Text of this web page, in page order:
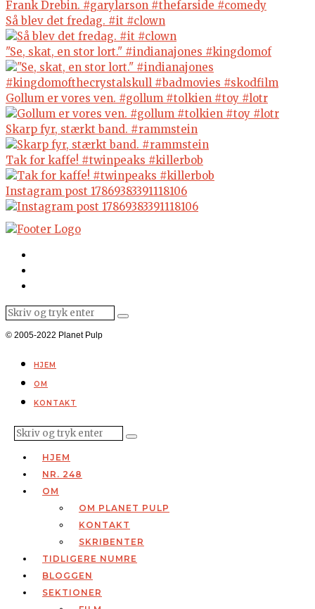
Så blev det fredag. #it #clown
"Se, skat, en stor lort." #indianajones #kingdomof
Gollum er vores ven. #gollum #tolkien #toy #lotr
Skarp fyr, stærkt band. #rammstein
Tak for kaffe! #twinpeaks #killerbob
Instagram post 17869383391118106
© 2005-2022 Planet Pulp
HJEM
OM
KONTAKT
HJEM
NR. 248
OM
OM PLANET PULP
KONTAKT
SKRIBENTER
TIDLIGERE NUMRE
BLOGGEN
SEKTIONER